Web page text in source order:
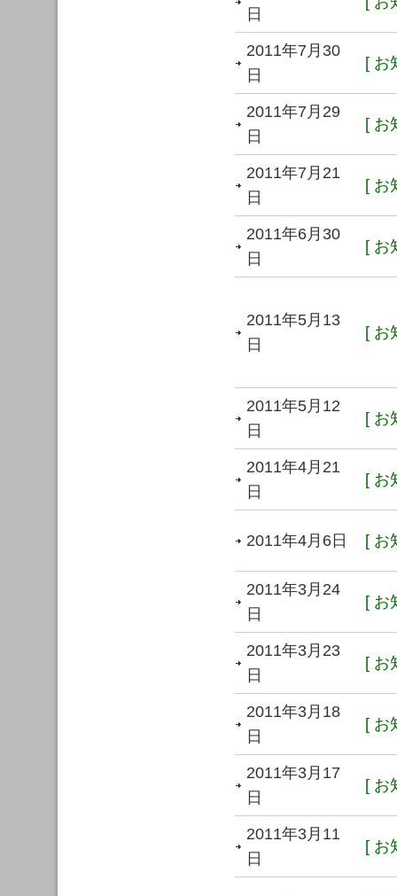
日
2011年7月30
日
[ お
2011年7月29
日
[ お
2011年7月21
日
[ お
2011年6月30
日
[ お
2011年5月13
日
[ お
2011年5月12
日
[ お
2011年4月21
日
[ お
2011年4月6日 [ お
2011年3月24
日
[ お
2011年3月23
日
[ お
2011年3月18
日
[ お
2011年3月17
日
[ お
2011年3月11
日
[ お